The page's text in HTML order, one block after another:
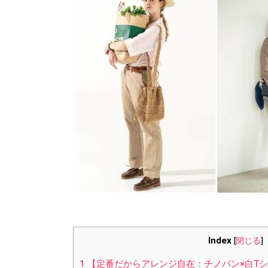
Index [閉じる]
1 【定番だからアレンジ自在：チノパン×白T